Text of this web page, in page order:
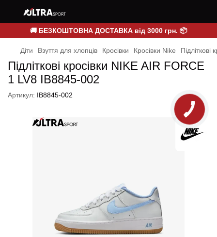
🚚 БЕЗКОШТОВНА ДОСТАВКА від 3000 грн. 📦
Діти Взуття для хлопців Кросівки Кросівки Nike
Підліткові кросівки NIKE AIR FORCE
1 LV8 IB8845-002
Артикул: IB8845-002